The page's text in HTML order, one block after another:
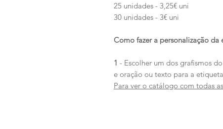
25 unidades - 3,25€ uni
30 unidades - 3€ uni
Como fazer a personalização da
1 - Escolher um dos grafismos
e oração ou texto para a etiqueta
Para ver o catálogo com todas